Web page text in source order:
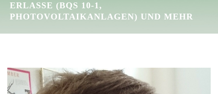
ERLASSE (BQS 10-1,
PHOTOVOLTAIKANLAGEN) UND MEHR